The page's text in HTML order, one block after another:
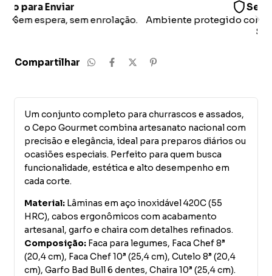
Ambiente protegido com criptografia e certificados
Compartilhar
Um conjunto completo para churrascos e assados,
o Cepo Gourmet combina artesanato nacional com
precisão e elegância, ideal para preparos diários ou
ocasiões especiais. Perfeito para quem busca
funcionalidade, estética e alto desempenho em
cada corte.
Material: Lâminas em aço inoxidável 420C (55
HRC), cabos ergonômicos com acabamento
artesanal, garfo e chaira com detalhes refinados.
Composição: Faca para legumes, Faca Chef 8”
(20,4 cm), Faca Chef 10” (25,4 cm), Cutelo 8” (20,4
cm), Garfo Bad Bull 6 dentes, Chaira 10” (25,4 cm).